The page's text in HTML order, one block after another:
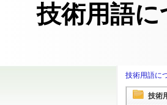
技術用語に
技術用語に
技術